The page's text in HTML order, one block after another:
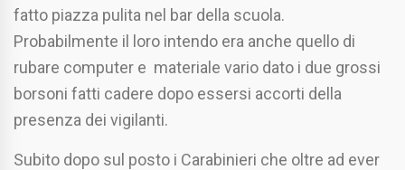
fatto piazza pulita nel bar della scuola.
Probabilmente il loro intendo era anche quello di
rubare computer e materiale vario dato i due grossi
borsoni fatti cadere dopo essersi accorti della
presenza dei vigilanti.
Subito dopo sul posto i Carabinieri che oltre ad ever